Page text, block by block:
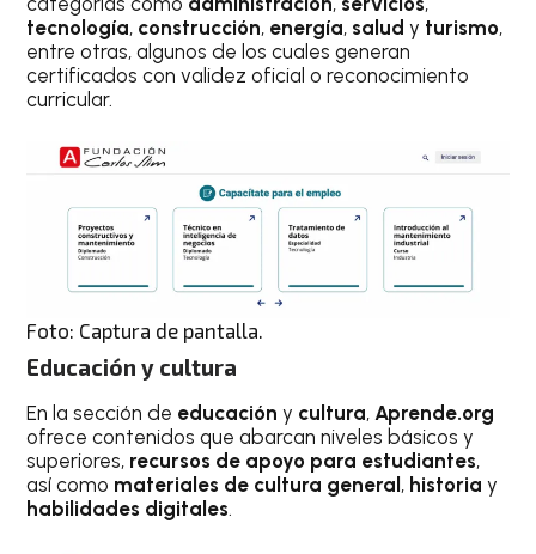
tecnología, construcción, energía, saludy turismo,
entre otras, algunos de los cuales generan
certificados con validez oficial o reconocimiento
curricular.
Foto: Captura de pantalla.
Educación y cultura
En la sección de educacióny cultura, Aprende.org
ofrece contenidos que abarcan niveles básicos y
superiores, recursos de apoyo para estudiantes,
así como materiales de cultura general, historiay
habilidades digitales.